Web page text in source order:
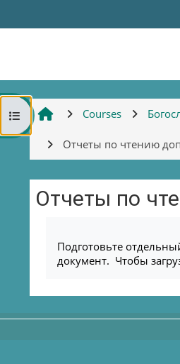
Open course indexCourses
Отчеты по чтению
Отчеты по
Подготовьте
документ. Чтобы